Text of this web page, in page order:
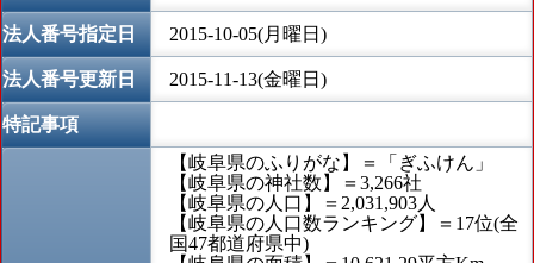
法人番号指定日 2015-10-05(月曜日)
法人番号更新日 2015-11-13(金曜日)
特記事項
【岐阜県のふりがな】＝「ぎふけん」
【岐阜県の神社数】＝3,266社
【岐阜県の人口】＝2,031,903人
【岐阜県の人口数ランキング】＝17位(全
国47都道府県中)